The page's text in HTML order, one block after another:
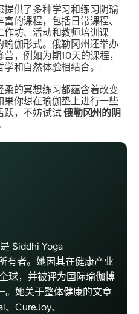
供了多种学习和练习阴瑜
的课程，包括日常课程、
坊、活动和教师培训课
伽形式。俄勒冈州还举办
，例如为期10天的课程，
和自然体验相结合。.
的冥想练习都蕴含着改变
你想在瑜伽垫上进行一些
跃，不妨试试俄勒冈州的阴
Siddhi Yoga
有者。她因其在健康产业
球，并被评为国际瑜伽博
。她关于整体健康的文章
CureJoy、